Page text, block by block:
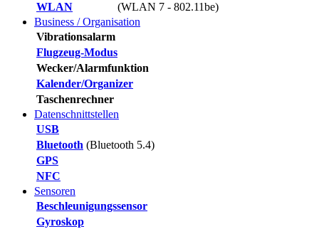
WLAN
(WLAN 7 - 802.11be)
Business / Organisation
Vibrationsalarm
Flugzeug-Modus
Wecker/Alarmfunktion
Kalender/Organizer
Taschenrechner
Datenschnittstellen
USB
Bluetooth (Bluetooth 5.4)
GPS
NFC
Sensoren
Beschleunigungssensor
Gyroskop